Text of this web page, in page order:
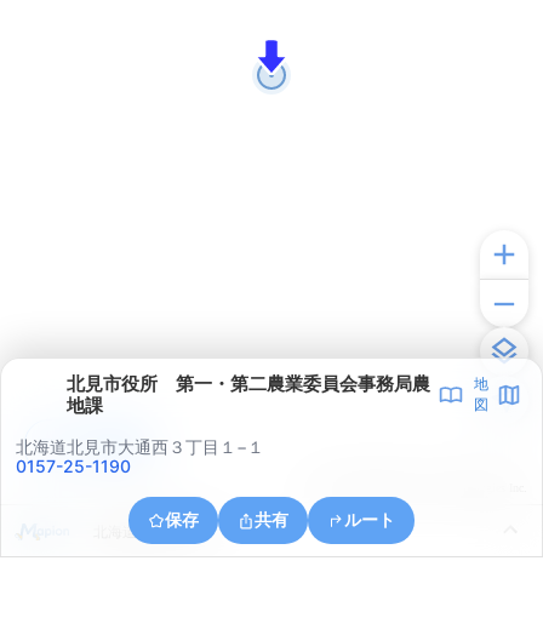
北見市役所 第一・第二農業委員会事務局農
地課
地
図
北海道北見市大通西３丁目１−１
0157-25-1190
保存 共有 ルート
北海道北見市川東
アプリで見る